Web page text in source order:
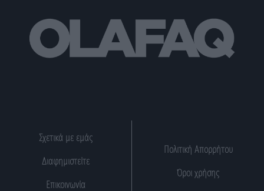
Σχετικά με εμάς
Διαφημιστείτε
Επικοινωνία
Πολιτική Απορρήτου
Όροι χρήσης